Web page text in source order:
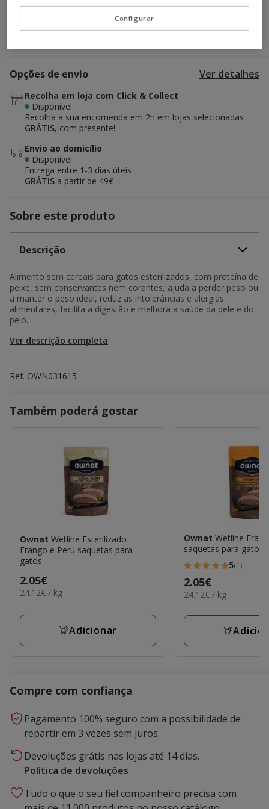
Adicionar ao carrinho
Opções de envio Ver detalhes
Recolha em loja com Click & Collect
Disponível
Recolha a sua encomenda em 2h em lojas selecionadas
GRÁTIS, com presente!
Envio ao domicílio
Disponível
Entrega entre 1-3 dias úteis
GRÁTIS a partir de 49€
Sobre este produto
Descrição
Alimento sem cereais para gatos esterilizados, com proteína de
peixe, sem conservantes nem corantes, ajuda a perder peso ou
a manter o peso ideal, reduz as intolerâncias e alergias
alimentares, facilita a digestão e melhora a saúde da pele e do
pelo.
Ver descrição completa
Ref. OWN031615
Também poderá gostar
Ownat Wetline Esterilizado
Frango e Peru saquetas para
gatos
Preço
2.05€
2.05€
24.12€
KG
24.12€ / kg
Adicionar
OwnatWetline
saquetas para gatos
5
estrelas
com
1
avaliações
5(1)
Preço
2.05€
2.05€
24.12€
KG
24.12€ / kg
Compre com confiança
Pagamento 100% seguro com a possibilidade de
repartir em 3 vezes sem juros.
Devoluções grátis nas lojas até 14 dias.
Política de devoluções
Tudo o que o seu fiel companheiro precisa com
Configurar